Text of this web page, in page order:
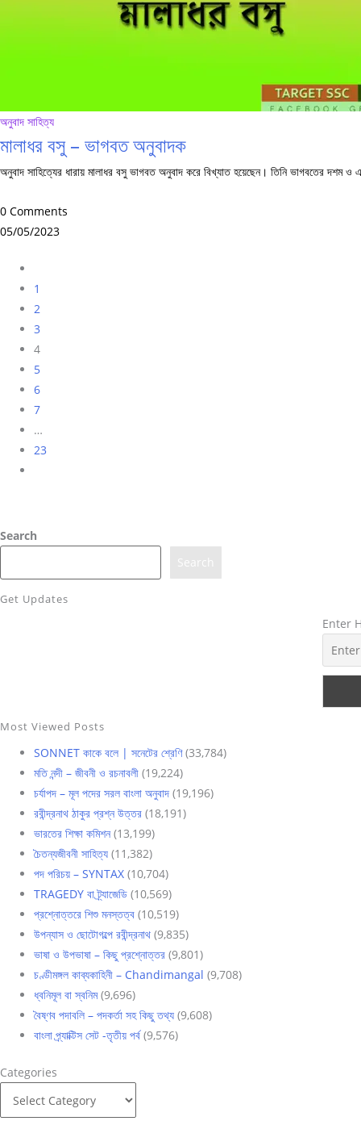
অনুবাদ সাহিত্য
মালাধর বসু – ভাগবত অনুবাদক
অনুবাদ সাহিত্যের ধারায় মালাধর বসু ভাগবত অনুবাদ করে বিখ্যাত হয়েছেন। তিনি ভাগবতের দশম
0 Comments
05/05/2023
to
the
previous
page
1
2
3
4
5
6
7
…
23
next
page
Search
Search
Get Updates
Enter
Most Viewed Posts
SONNET কাকে বলে | সনেটের শ্রেণি (33,784)
মতি নন্দী – জীবনী ও রচনাবলী (19,224)
চর্যাপদ – মূল পদের সরল বাংলা অনুবাদ (19,196)
রবীন্দ্রনাথ ঠাকুর প্রশ্ন উত্তর (18,191)
ভারতের শিক্ষা কমিশন (13,199)
চৈতন্যজীবনী সাহিত্য (11,382)
পদ পরিচয় – SYNTAX (10,704)
TRAGEDY বা ট্র্যাজেডি (10,569)
প্রশ্নোত্তরে শিশু মনস্তত্ব (10,519)
উপন্যাস ও ছোটোগল্পে রবীন্দ্রনাথ (9,835)
ভাষা ও উপভাষা – কিছু প্রশ্নোত্তর (9,801)
চণ্ডীমঙ্গল কাব্যকাহিনী – Chandimangal (9,708)
ধ্বনিমূল বা স্বনিম (9,696)
বৈষ্ণব পদাবলি – পদকর্তা সহ কিছু তথ্য (9,608)
বাংলা প্র্যাক্টিস সেট -তৃতীয় পর্ব (9,576)
Categories